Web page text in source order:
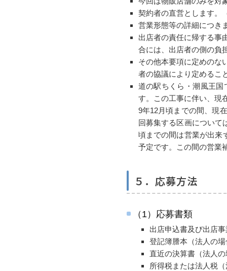
契約者の直営とします。
営業形態等の詳細につき
出店者の責任に帰する事
合には、出店者の側の負
その他本要項に定めのな
者の協議により定めるこ
道の駅ちくら・潮風王
す。この工事に伴い、現
9年12月頃までの間、現
回募集する区画について
頃までの間は営業が出来
予定です。この間の営業
５．応募方法
（1）応募書類
出店申込書及び出店
登記簿謄本（法人の
直近の決算書（法人
所得税または法人税